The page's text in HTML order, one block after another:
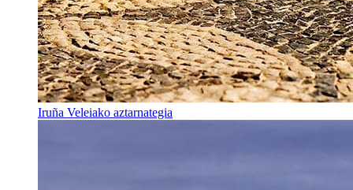
Iruña Veleiako aztarnategia